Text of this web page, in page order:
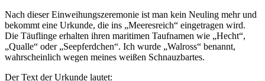
Nach dieser Einweihungszeremonie ist man kein Neuling mehr und
bekommt eine Urkunde, die ins
Meeresreich
eingetragen wird.
Die Täuflinge erhalten ihren maritimen Taufnamen wie
Hecht ,
Qualle
oder Seepferdchen . Ich wurde Walross
benannt,
wahrscheinlich wegen meines weißen Schnauzbartes.
Der Text der Urkunde lautet: